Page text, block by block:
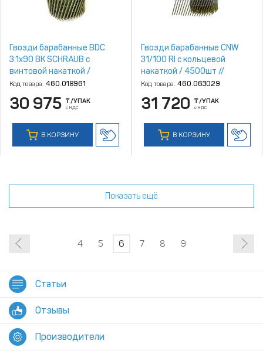
Гвозди барабанные BDC
3.1x90 BK SCHRAUB с
винтовой накаткой /
4500шт // BeARUS
Код товара: 460.018961
30 975 ₸/УПАК
с НДС
В КОРЗИНУ
Гвозди барабанные CNW
31/100 RI с кольцевой
накаткой / 4500шт //
For‑Est
Код товара: 460.063029
31 720 ₸/УПАК
с НДС
В КОРЗИНУ
Показать ещё
4 5 6 7 8 9
Статьи
Отзывы
Производители